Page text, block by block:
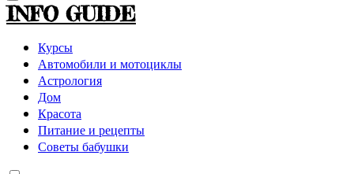
INFO GUIDE
Курсы
Автомобили и мотоциклы
Астрология
Дом
Красота
Питание и рецепты
Советы бабушки